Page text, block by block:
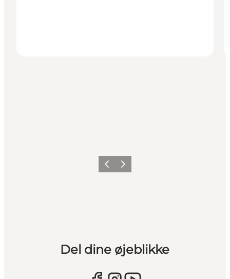
ForrigeNæste
Del dine øjeblikke